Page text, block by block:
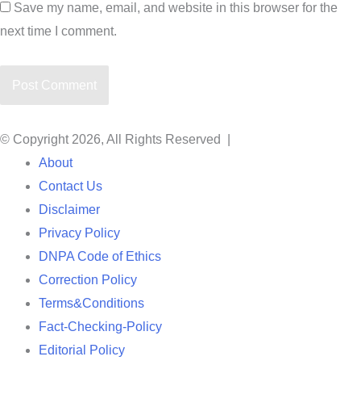
Save my name, email, and website in this browser for the
next time I comment.
© Copyright 2026, All Rights Reserved |
About
Contact Us
Disclaimer
Privacy Policy
DNPA Code of Ethics
Correction Policy
Terms&Conditions
Fact-Checking-Policy
Editorial Policy